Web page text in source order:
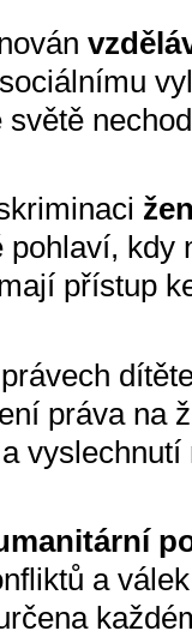
pohlaví, kdy
přístup
práva na
a